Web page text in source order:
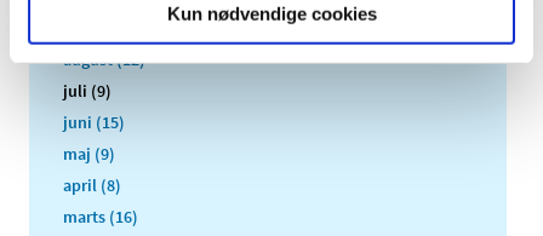
Kun nødvendige cookies
september (16)
august (12)
juli (9)
juni (15)
maj (9)
april (8)
marts (16)